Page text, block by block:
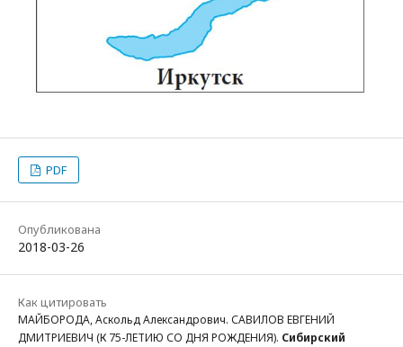
PDF
Опубликована
2018-03-26
Как цитировать
МАЙБОРОДА, Аскольд Александрович. САВИЛОВ ЕВГЕНИЙ
ДМИТРИЕВИЧ (К 75-ЛЕТИЮ СО ДНЯ РОЖДЕНИЯ). Сибирский